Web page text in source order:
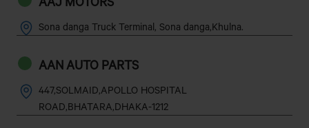
Sona danga Truck Terminal, Sona danga,Khulna.
AAN AUTO PARTS
447,SOLMAID,APOLLO HOSPITAL
ROAD,BHATARA,DHAKA-1212